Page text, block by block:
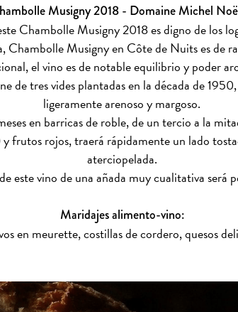
Musigny 2018 - Domaine Michel
Chambolle Musigny 2018 es digno de los
Chambolle Musigny en Côte de Nuits es de
el vino es de notable equilibrio y poder
de tres vides plantadas en la década de
ligeramente arenoso y margoso.
en barricas de roble, de un tercio a la
frutos rojos, traerá rápidamente un lado
aterciopelada.
este vino de una añada muy cualitativa será
Maridajes alimento-vino:
en meurette, costillas de cordero, quesos